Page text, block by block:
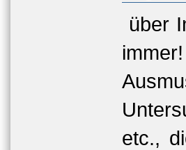
über
etc.,